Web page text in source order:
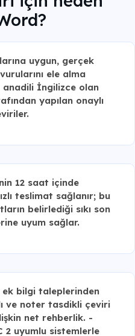
uygun, gerçek
ele alma
anadili İngilizce olan
yapılan onaylı
12 saat içinde
teslimat sağlanır; bu
belirlediği sıkı son
uyum sağlar.
ek bilgi taleplerinden
ve noter tasdikli çeviri
net rehberlik. -
2 uyumlu sistemlerle